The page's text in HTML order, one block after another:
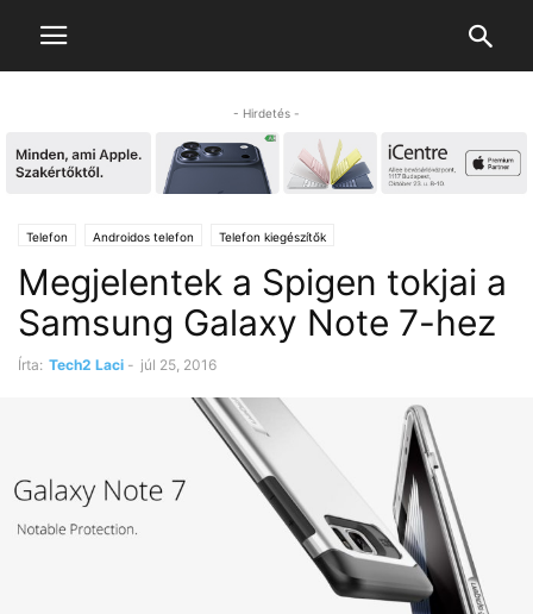
- Hirdetés -
Telefon Androidos telefon Telefon kiegészítők
Megjelentek a Spigen tokjai a
Samsung Galaxy Note 7-hez
Írta: Tech2 Laci - júl 25, 2016